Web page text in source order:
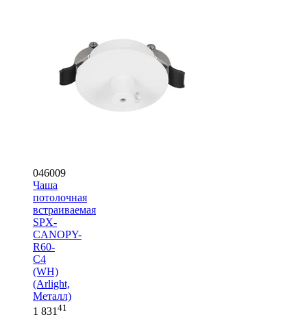
046009
Чаша
потолочная
встраиваемая
SPX-
CANOPY-
R60-
C4
(WH)
(Arlight,
Металл)
1 831 41